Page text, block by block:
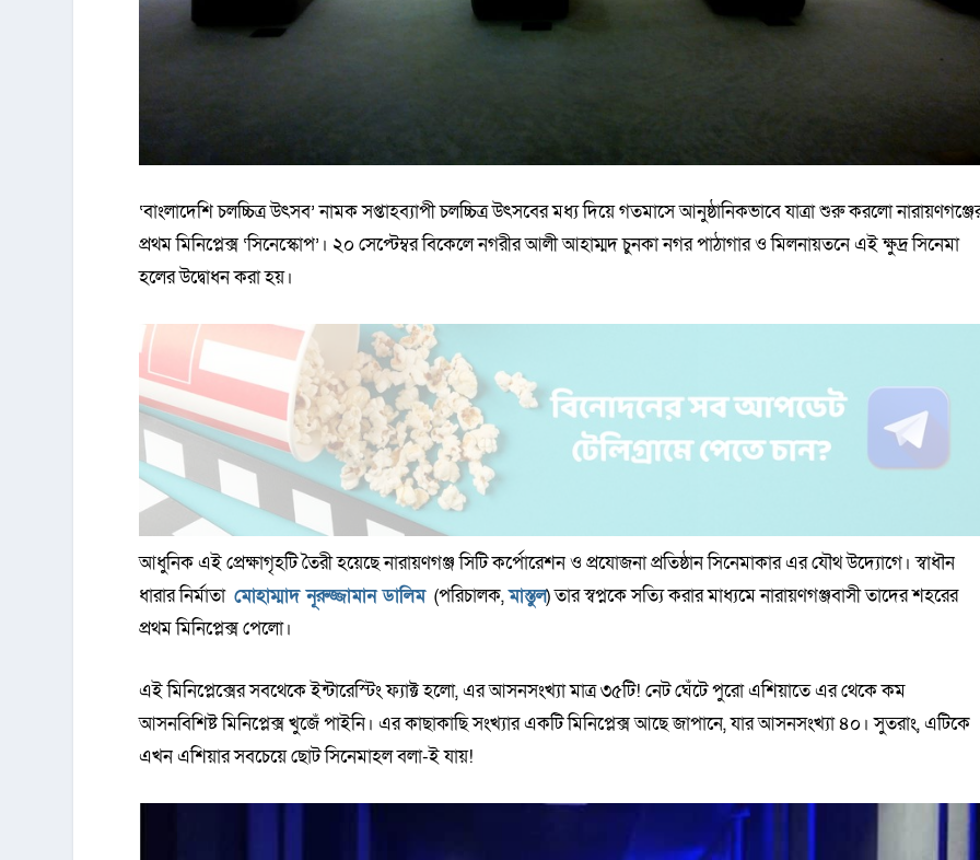
‘বাংলাদেশি চলচ্চিত্র উৎসব’ নামক সপ্তাহব্যাপী চলচ্চিত্র উৎসবের মধ্য দিয়ে গতমাসে আনুষ্ঠানিকভাবে যাত্রা শুরু করলো
প্রথম মিনিপ্লেক্স ‘সিনেস্কোপ’। ২০ সেপ্টেম্বর বিকেলে নগরীর আলী আহাম্মদ চুনকা নগর পাঠাগার ও মিলনায়তনে এই ক্ষুদ্র সিনেমা
হলের উদ্বোধন করা হয়।
আধুনিক এই প্রেক্ষাগৃহটি তৈরী হয়েছে নারায়ণগঞ্জ সিটি কর্পোরেশন ও প্রযোজনা প্রতিষ্ঠান সিনেমাকার এর যৌথ উদ্যোগে। স্বাধৗন
ধারার নির্মাতামোহাম্মাদ নূরুজ্জামান ডালিম(পরিচালক,মাস্তুল) তার স্বপ্নকে সত্যি করার মাধ্যমে নারায়ণগঞ্জবাসী তাদের শহরের
প্রথম মিনিপ্লেক্স পেলো।
এই মিনিপ্লেক্সের সবথেকে ইন্টারেস্টিং ফ্যাক্ট হলো, এর আসনসংখ্যা মাত্র ৩৫টি! নেট ঘেঁটে পুরো এশিয়াতে এর থেকে কম
আসনবিশিষ্ট মিনিপ্লেক্স খুজেঁ পাইনি। এর কাছাকাছি সংখ্যার একটি মিনিপ্লেক্স আছে জাপানে, যার আসনসংখ্যা ৪০। সুতরাং, এটিকে
এখন এশিয়ার সবচেয়ে ছোট সিনেমাহল বলা-ই যায়!